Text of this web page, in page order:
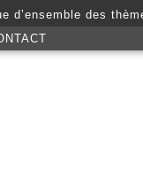
d’ensemble des